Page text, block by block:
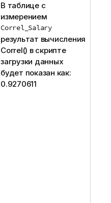
В таблице с
измерением
Correl_Salary
результат вычисления
Correl() в скрипте
загрузки данных
будет показан как:
0.9270611